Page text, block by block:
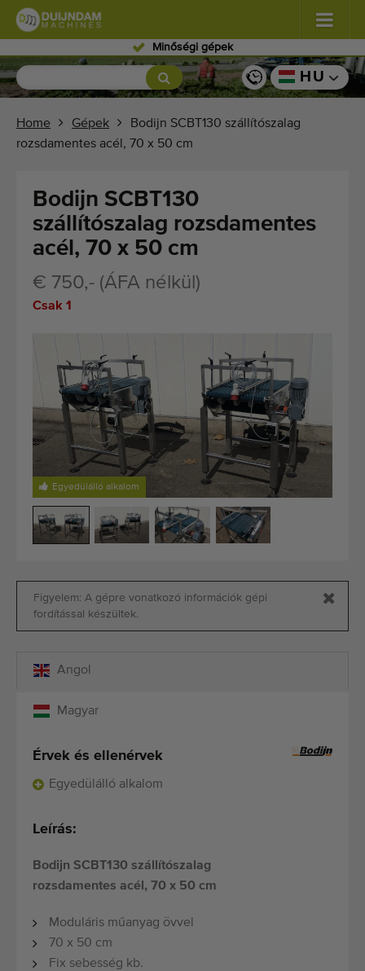
Szakértő személyzet
Virágok és dísznövények (587)
Üvegházi zöldségek (350)
Gyümölcsök (336)
Szállítószalagok (441)
Keresés típusonként
Legutóbb hozzáadott gépek
Értesüljön gépeinkről
Gépeink külföldre szállítása
Gépek
MÃ¡rkÃ¡k
GYIK
Szakértő személyzet
Kiszállítás világszerte
HU
Home Gépek
Bodijn SCBT130 szállítószalag
rozsdamentes acél, 70 x 50 cm
Bodijn SCBT130
szállítószalag rozsdamentes
acél, 70 x 50 cm
€ 750,- (ÁFA nélkül)
Csak 1
Egyedülálló alkalom
Figyelem: A gépre vonatkozó információk gépi
fordítással készültek.
Magyar
Angol
Érvek és ellenérvek
Egyedülálló alkalom
Leírás:
Bodijn SCBT130 szállítószalag
rozsdamentes acél, 70 x 50 cm
Moduláris műanyag övvel
70 x 50 cm
Fix sebesség kb.